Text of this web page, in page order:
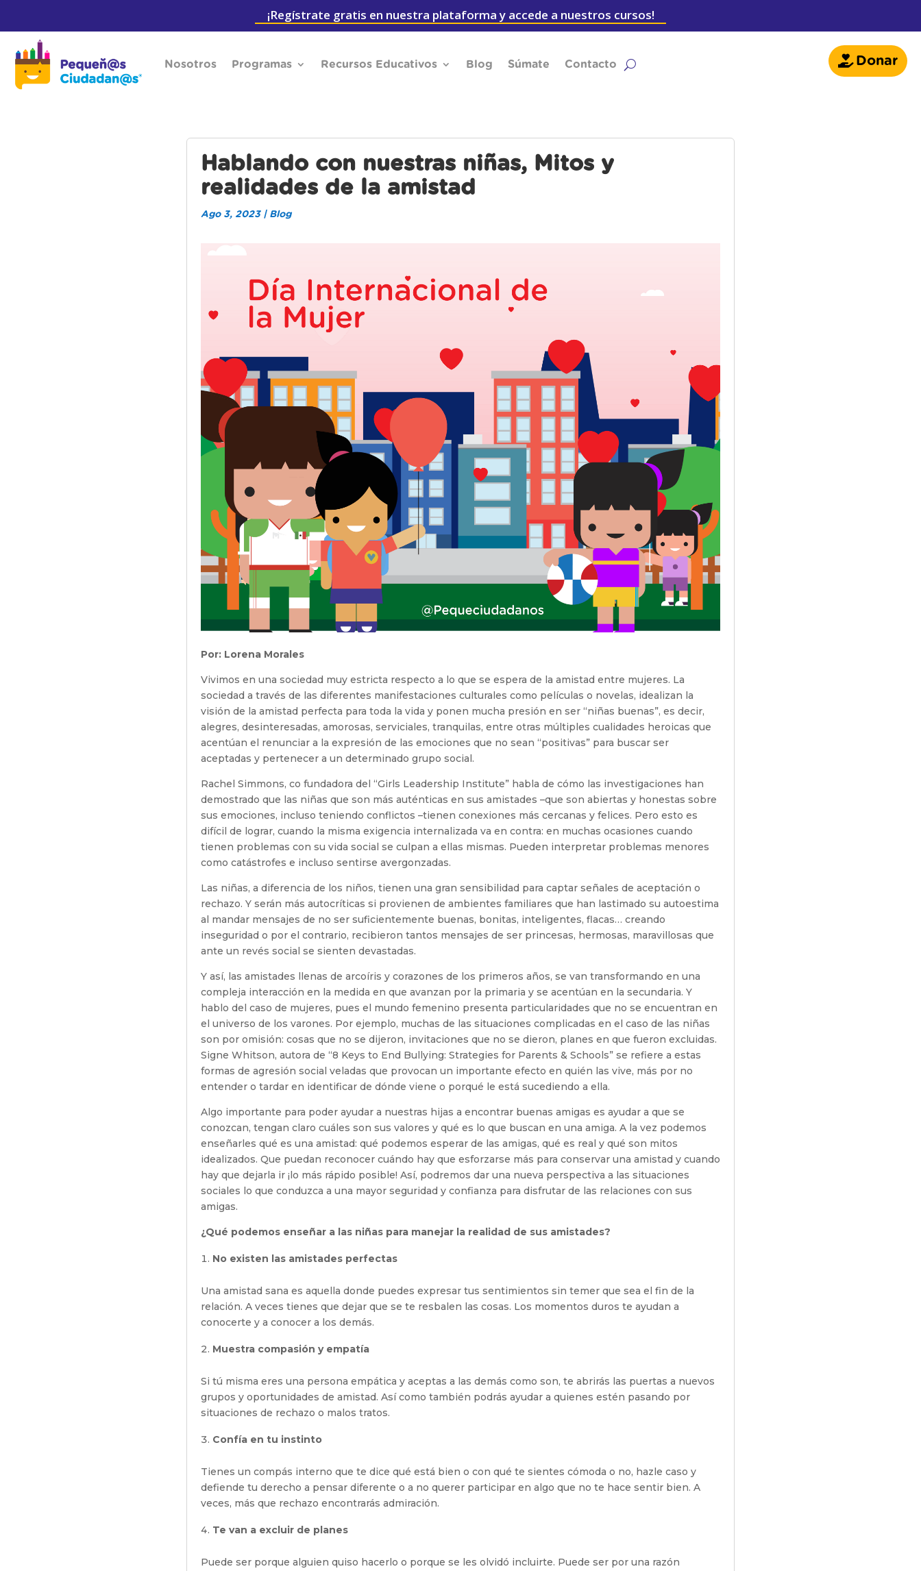
¡Regístrate gratis en nuestra plataforma y accede a nuestros cursos!
Nosotros Programas Recursos Educativos Blog Súmate Contacto Donar
Hablando con nuestras niñas, Mitos y
realidades de la amistad
Ago 3, 2023| Blog
Por: Lorena Morales
Vivimos en una sociedad muy estricta respecto a lo que se espera de la amistad entre mujeres. La
sociedad a través de las diferentes manifestaciones culturales como películas o novelas, idealizan la
visión de la amistad perfecta para toda la vida y ponen mucha presión en ser “niñas buenas”, es decir,
alegres, desinteresadas, amorosas, serviciales, tranquilas, entre otras múltiples cualidades heroicas que
acentúan el renunciar a la expresión de las emociones que no sean “positivas” para buscar ser
aceptadas y pertenecer a un determinado grupo social.
Rachel Simmons, co fundadora del “Girls Leadership Institute” habla de cómo las investigaciones han
demostrado que las niñas que son más auténticas en sus amistades –que son abiertas y honestas sobre
sus emociones, incluso teniendo conflictos –tienen conexiones más cercanas y felices. Pero esto es
difícil de lograr, cuando la misma exigencia internalizada va en contra: en muchas ocasiones cuando
tienen problemas con su vida social se culpan a ellas mismas. Pueden interpretar problemas menores
como catástrofes e incluso sentirse avergonzadas.
Las niñas, a diferencia de los niños, tienen una gran sensibilidad para captar señales de aceptación o
rechazo. Y serán más autocríticas si provienen de ambientes familiares que han lastimado su autoestima
al mandar mensajes de no ser suficientemente buenas, bonitas, inteligentes, flacas… creando
inseguridad o por el contrario, recibieron tantos mensajes de ser princesas, hermosas, maravillosas que
ante un revés social se sienten devastadas.
Y así, las amistades llenas de arcoíris y corazones de los primeros años, se van transformando en una
compleja interacción en la medida en que avanzan por la primaria y se acentúan en la secundaria. Y
hablo del caso de mujeres, pues el mundo femenino presenta particularidades que no se encuentran en
el universo de los varones. Por ejemplo, muchas de las situaciones complicadas en el caso de las niñas
son por omisión: cosas que no se dijeron, invitaciones que no se dieron, planes en que fueron excluidas.
Signe Whitson, autora de “8 Keys to End Bullying: Strategies for Parents & Schools” se refiere a estas
formas de agresión social veladas que provocan un importante efecto en quién las vive, más por no
entender o tardar en identificar de dónde viene o porqué le está sucediendo a ella.
Algo importante para poder ayudar a nuestras hijas a encontrar buenas amigas es ayudar a que se
conozcan, tengan claro cuáles son sus valores y qué es lo que buscan en una amiga. A la vez podemos
enseñarles qué es una amistad: qué podemos esperar de las amigas, qué es real y qué son mitos
idealizados. Que puedan reconocer cuándo hay que esforzarse más para conservar una amistad y cuando
hay que dejarla ir ¡lo más rápido posible! Así, podremos dar una nueva perspectiva a las situaciones
sociales lo que conduzca a una mayor seguridad y confianza para disfrutar de las relaciones con sus
amigas.
¿Qué podemos enseñar a las niñas para manejar la realidad de sus amistades?
No existen las amistades perfectas
Una amistad sana es aquella donde puedes expresar tus sentimientos sin temer que sea el fin de la
relación. A veces tienes que dejar que se te resbalen las cosas. Los momentos duros te ayudan a
conocerte y a conocer a los demás.
Muestra compasión y empatía
Si tú misma eres una persona empática y aceptas a las demás como son, te abrirás las puertas a nuevos
grupos y oportunidades de amistad. Así como también podrás ayudar a quienes estén pasando por
situaciones de rechazo o malos tratos.
Confía en tu instinto
Tienes un compás interno que te dice qué está bien o con qué te sientes cómoda o no, hazle caso y
defiende tu derecho a pensar diferente o a no querer participar en algo que no te hace sentir bien. A
veces, más que rechazo encontrarás admiración.
Te van a excluir de planes
Puede ser porque alguien quiso hacerlo o porque se les olvidó incluirte. Puede ser por una razón